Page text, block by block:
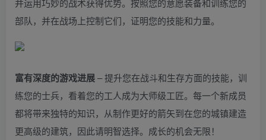
并运用巧妙的战术获得优势。按照您的意愿装备和训练您的
部队，并在战场上控制它们，证明您的技能和力量。
富有深度的游戏进展– 提升您在战斗和生存方面的技能，训
练您的士兵，看着您的工人成为大师级工匠。每一个新成员
都将带来独特的知识，从制作更好的箭矢到在您的城镇建造
更高级的建筑，因此请明智选择。成长的机会无限！